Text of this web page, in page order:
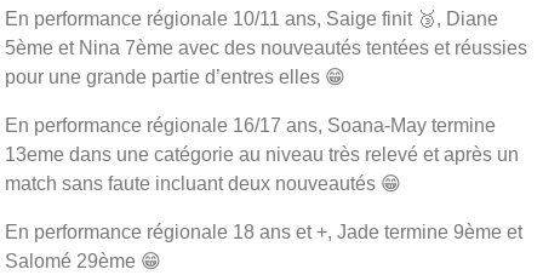
En performance régionale 10/11 ans, Saige finit 🥉, Diane
5ème et Nina 7ème avec des nouveautés tentées et réussies
pour une grande partie d’entres elles 😁
En performance régionale 16/17 ans, Soana-May termine
13eme dans une catégorie au niveau très relevé et après un
match sans faute incluant deux nouveautés 😁
En performance régionale 18 ans et +, Jade termine 9ème et
Salomé 29ème 😁